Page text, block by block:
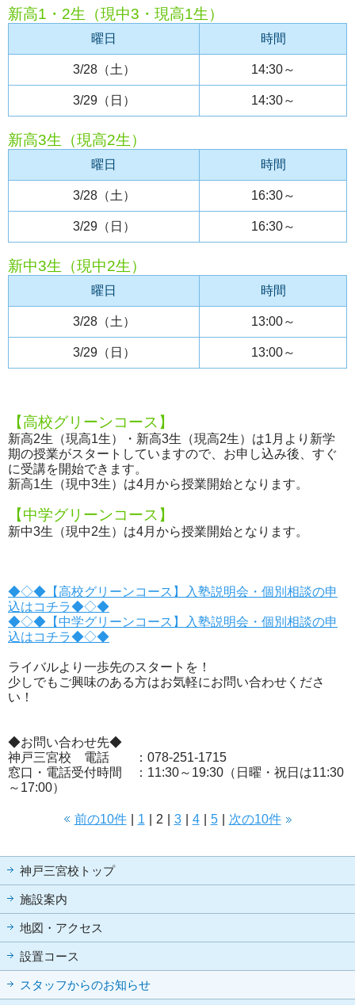
新高1・2生（現中3・現高1生）
曜日 時間
3/28（土） 14:30～
3/29（日） 14:30～
新高3生（現高2生）
曜日 時間
3/28（土） 16:30～
3/29（日） 16:30～
新中3生（現中2生）
曜日 時間
3/28（土） 13:00～
3/29（日） 13:00～
【高校グリーンコース】
新高2生（現高1生）・新高3生（現高2生）は1月より新学
期の授業がスタートしていますので、お申し込み後、すぐ
に受講を開始できます。
新高1生（現中3生）は4月から授業開始となります。
【中学グリーンコース】
新中3生（現中2生）は4月から授業開始となります。
◆◇◆【高校グリーンコース】入塾説明会・個別相談の申
込はコチラ◆◇◆
◆◇◆【中学グリーンコース】入塾説明会・個別相談の申
込はコチラ◆◇◆
ライバルより一歩先のスタートを！
少しでもご興味のある方はお気軽にお問い合わせくださ
い！
◆お問い合わせ先◆
神戸三宮校 電話 ：078-251-1715
窓口・電話受付時間 ：11:30～19:30（日曜・祝日は11:30
～17:00）
前の10件 1 2 3 4 5 次の10件
神戸三宮校トップ
施設案内
地図・アクセス
設置コース
スタッフからのお知らせ